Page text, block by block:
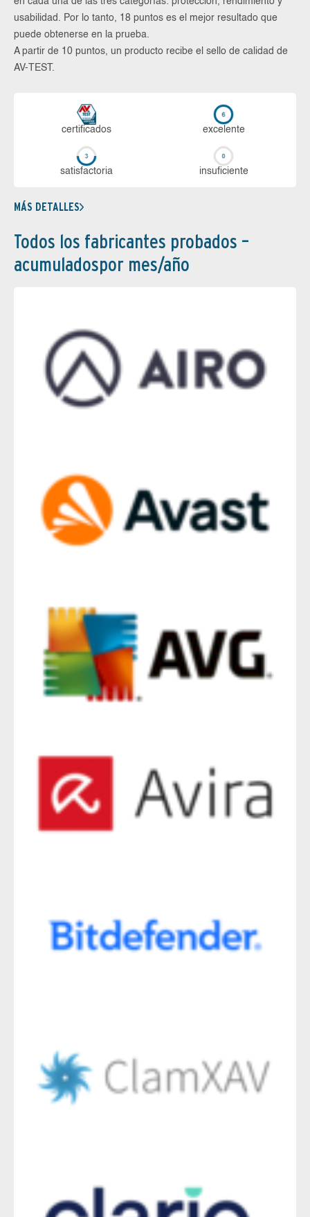
usabilidad. Por lo tanto, 18 puntos es el mejor resultado que
puede obtenerse en la prueba.
A partir de 10 puntos, un producto recibe el sello de calidad de
AV-TEST.
certi­ficados ex­ce­len­te
sa­tis­fac­to­ria in­su­fi­cien­te
MÁS DETALLES
Todos los fabricantes probados –
acumuladospor mes/año